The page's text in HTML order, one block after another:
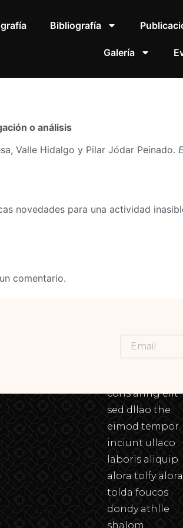
Bibliografía
Galería
o análisis
Valle Hidalgo y Pilar Jódar Peinado.
novedades para una actividad
comentario.
Lorem ipsum
cons aring elit
sed dllao the
eimod tempor
inciunt ullaco
laboris aliquip
alora tolfy alora
tolda foucos
dondy athlle
shalom.